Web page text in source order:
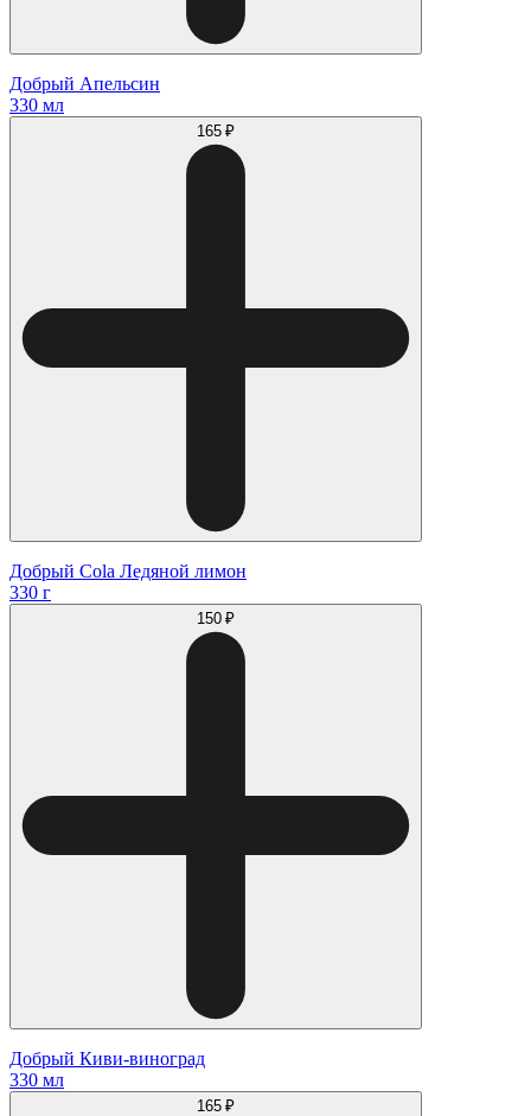
Добрый Апельсин
330 мл
165 ₽
Добрый Cola Ледяной лимон
330 г
150 ₽
Добрый Киви-виноград
330 мл
165 ₽